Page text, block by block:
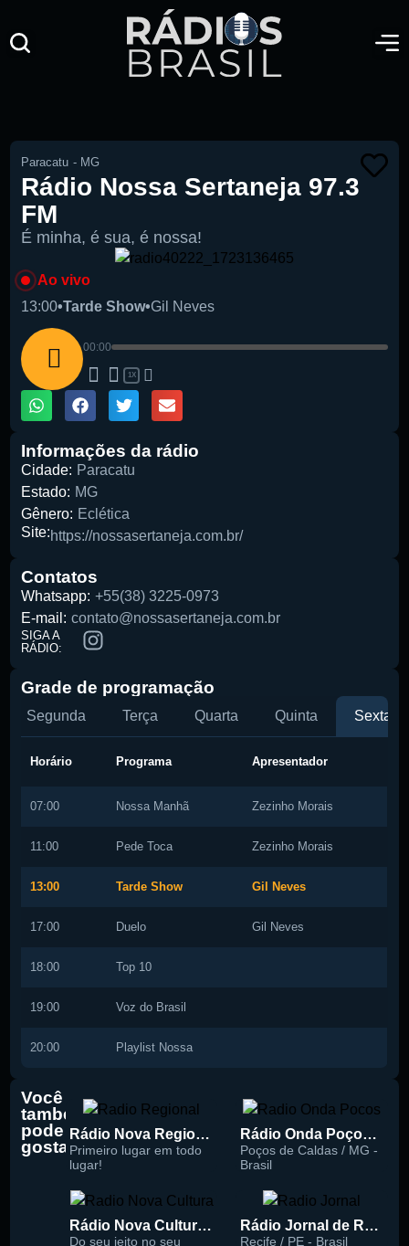
Pesquise aqui a sua rádio favorita:
Buscar rádio
Paracatu - MG
Rádio Nossa Sertaneja 97.3
FM
É minha, é sua, é nossa!
Ao vivo
13:00•Tarde Show•Gil Neves
00:00
1X
Informações da rádio
Cidade: Paracatu
Estado: MG
Gênero: Eclética
Site:https://nossasertaneja.com.br/
Contatos
Whatsapp: +55(38) 3225-0973
E-mail: contato@nossasertaneja.com.br
SIGA A
RÁDIO:
Grade de programação
Segunda Terça Quarta Quinta Sexta
Horário Programa Apresentador
07:00 Nossa Manhã Zezinho Morais
11:00 Pede Toca Zezinho Morais
13:00 Tarde Show Gil Neves
17:00 Duelo Gil Neves
18:00 Top 10
19:00 Voz do Brasil
20:00 Playlist Nossa
Você
também
pode
gostar
Rádio Nova Regional 91.5 FM
Primeiro lugar em todo
lugar!
Rádio Onda Poços 96.7 FM
Poços de Caldas / MG -
Brasil
Rádio Nova Cultura 93.1 FM
Do seu jeito no seu
Rádio Jornal de Recife 90.3 FM
Recife / PE - Brasil